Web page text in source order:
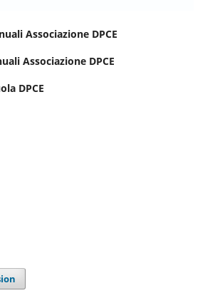
Associazione DPCE
Associazione DPCE
DPCE